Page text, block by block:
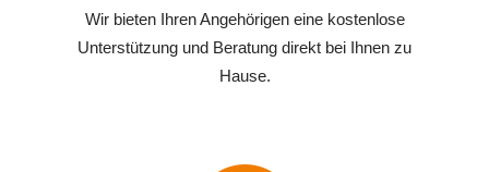
Wir bieten Ihren Angehörigen eine kostenlose
Unterstützung und Beratung direkt bei Ihnen zu
Hause.